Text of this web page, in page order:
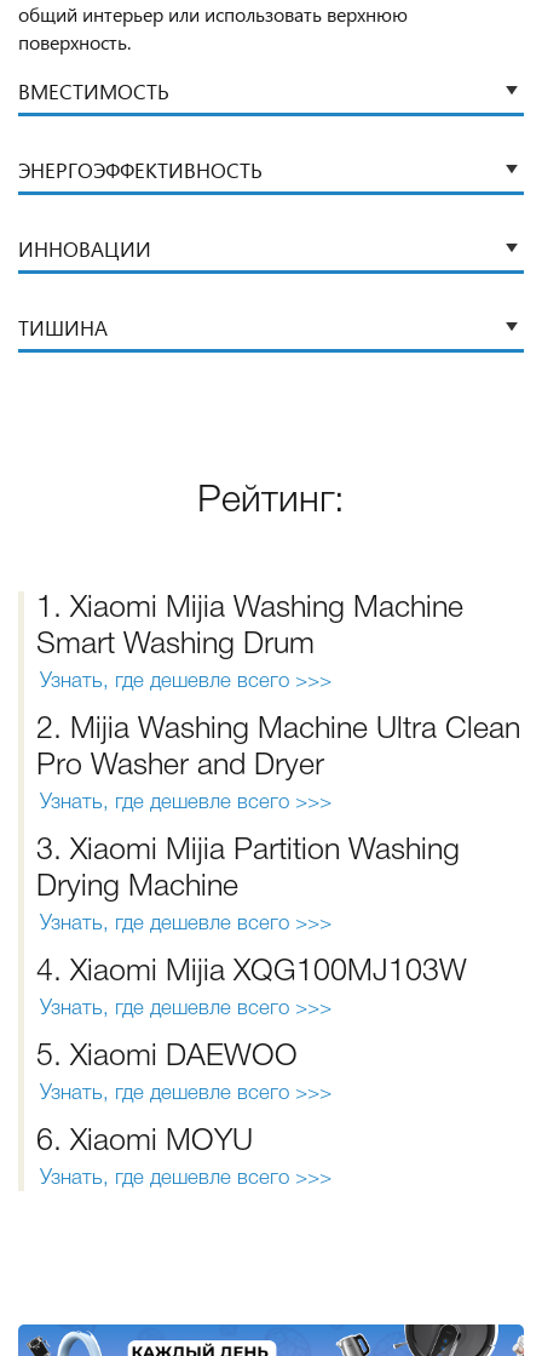
общий интерьер или использовать верхнюю
поверхность.
ВМЕСТИМОСТЬ
ЭНЕРГОЭФФЕКТИВНОСТЬ
ИННОВАЦИИ
ТИШИНА
Рейтинг:
1. Xiaomi Mijia Washing Machine
Smart Washing Drum
Узнать, где дешевле всего >>>
2. Mijia Washing Machine Ultra Clean
Pro Washer and Dryer
Узнать, где дешевле всего >>>
3. Xiaomi Mijia Partition Washing
Drying Machine
Узнать, где дешевле всего >>>
4. Xiaomi Mijia XQG100MJ103W
Узнать, где дешевле всего >>>
5. Xiaomi DAEWOO
Узнать, где дешевле всего >>>
6. Xiaomi MOYU
Узнать, где дешевле всего >>>